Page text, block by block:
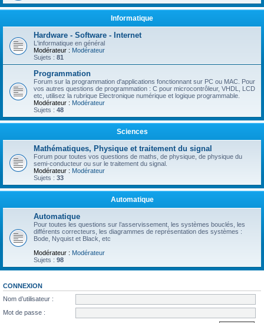
Informatique
Hardware - Software - Internet
L'informatique en général
Modérateur : Modérateur
Sujets : 81
Programmation
Forum sur la programmation d'applications fonctionnant sur PC ou MAC. Pour
vos autres questions de programmation : C pour microcontrôleur, VHDL, LCD
etc, utilisez la rubrique Electronique numérique et logique programmable.
Modérateur : Modérateur
Sujets : 48
Sciences
Mathématiques, Physique et traitement du signal
Forum pour toutes vos questions de maths, de physique, de physique du
semi-conducteur ou sur le traitement du signal.
Modérateur : Modérateur
Sujets : 33
Automatique
Automatique
Pour toutes les questions sur l’asservissement, les systèmes bouclés, les
différents correcteurs, les diagrammes de représentation des systèmes :
Bode, Nyquist et Black, etc
Modérateur : Modérateur
Sujets : 98
CONNEXION
Nom d’utilisateur :
Mot de passe :